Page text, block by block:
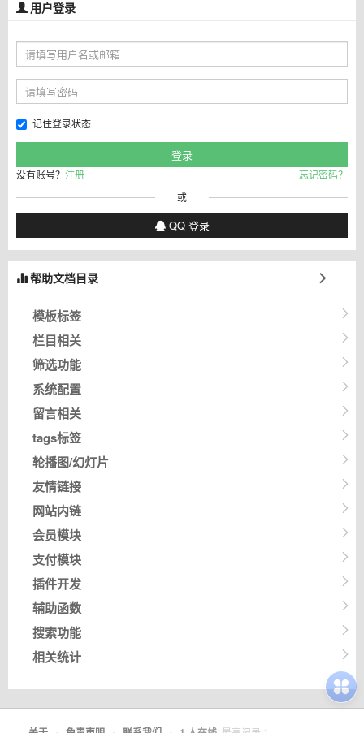
用户登录
记住登录状态
没有账号？ 注册
忘记密码？
或
QQ 登录
帮助文档目录
模板标签
栏目相关
筛选功能
系统配置
留言相关
tags标签
轮播图/幻灯片
友情链接
网站内链
会员模块
支付模块
插件开发
辅助函数
搜索功能
相关统计